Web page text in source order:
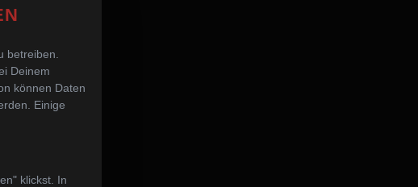
betreiben.
Deinem
können Daten
Einige
klickst. In